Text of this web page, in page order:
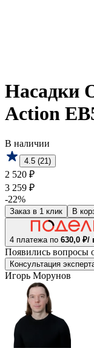
Насадки
Action
В наличии
4.5 (21)
2 520 ₽
3 259 ₽
-22%
Заказ в 1 клик В
4 платежа по 630,0 ₽/
Появились вопросы
Консультация
Игорь Морунов